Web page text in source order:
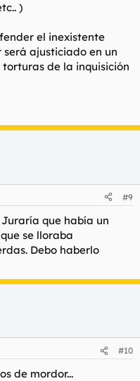
)
el inexistente
ajusticiado en un
de la inquisición
#9
que había un
se lloraba
Debo haberlo
#10
de mordor...